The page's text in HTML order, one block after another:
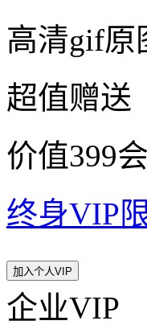
高清gif原
超值赠送
价值399
终身VIP
加入个人VIP
企业VIP